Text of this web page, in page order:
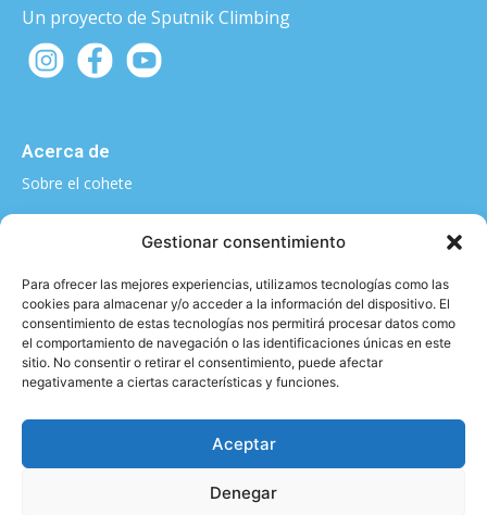
Gestionar consentimiento
Para ofrecer las mejores experiencias, utilizamos tecnologías como las
cookies para almacenar y/o acceder a la información del dispositivo. El
consentimiento de estas tecnologías nos permitirá procesar datos como
el comportamiento de navegación o las identificaciones únicas en este
sitio. No consentir o retirar el consentimiento, puede afectar
negativamente a ciertas características y funciones.
Aceptar
Denegar
Un proyecto de Sputnik Climbing
Acerca de
Sobre el cohete
¿Quieres contarnos algo?
Categorías
Formación|Entrenamiento|Activismo
Aviso legal y Política de privacidad